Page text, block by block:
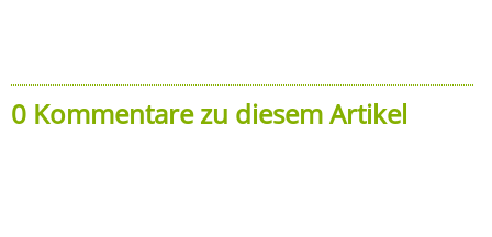
0 Kommentare zu diesem Artikel